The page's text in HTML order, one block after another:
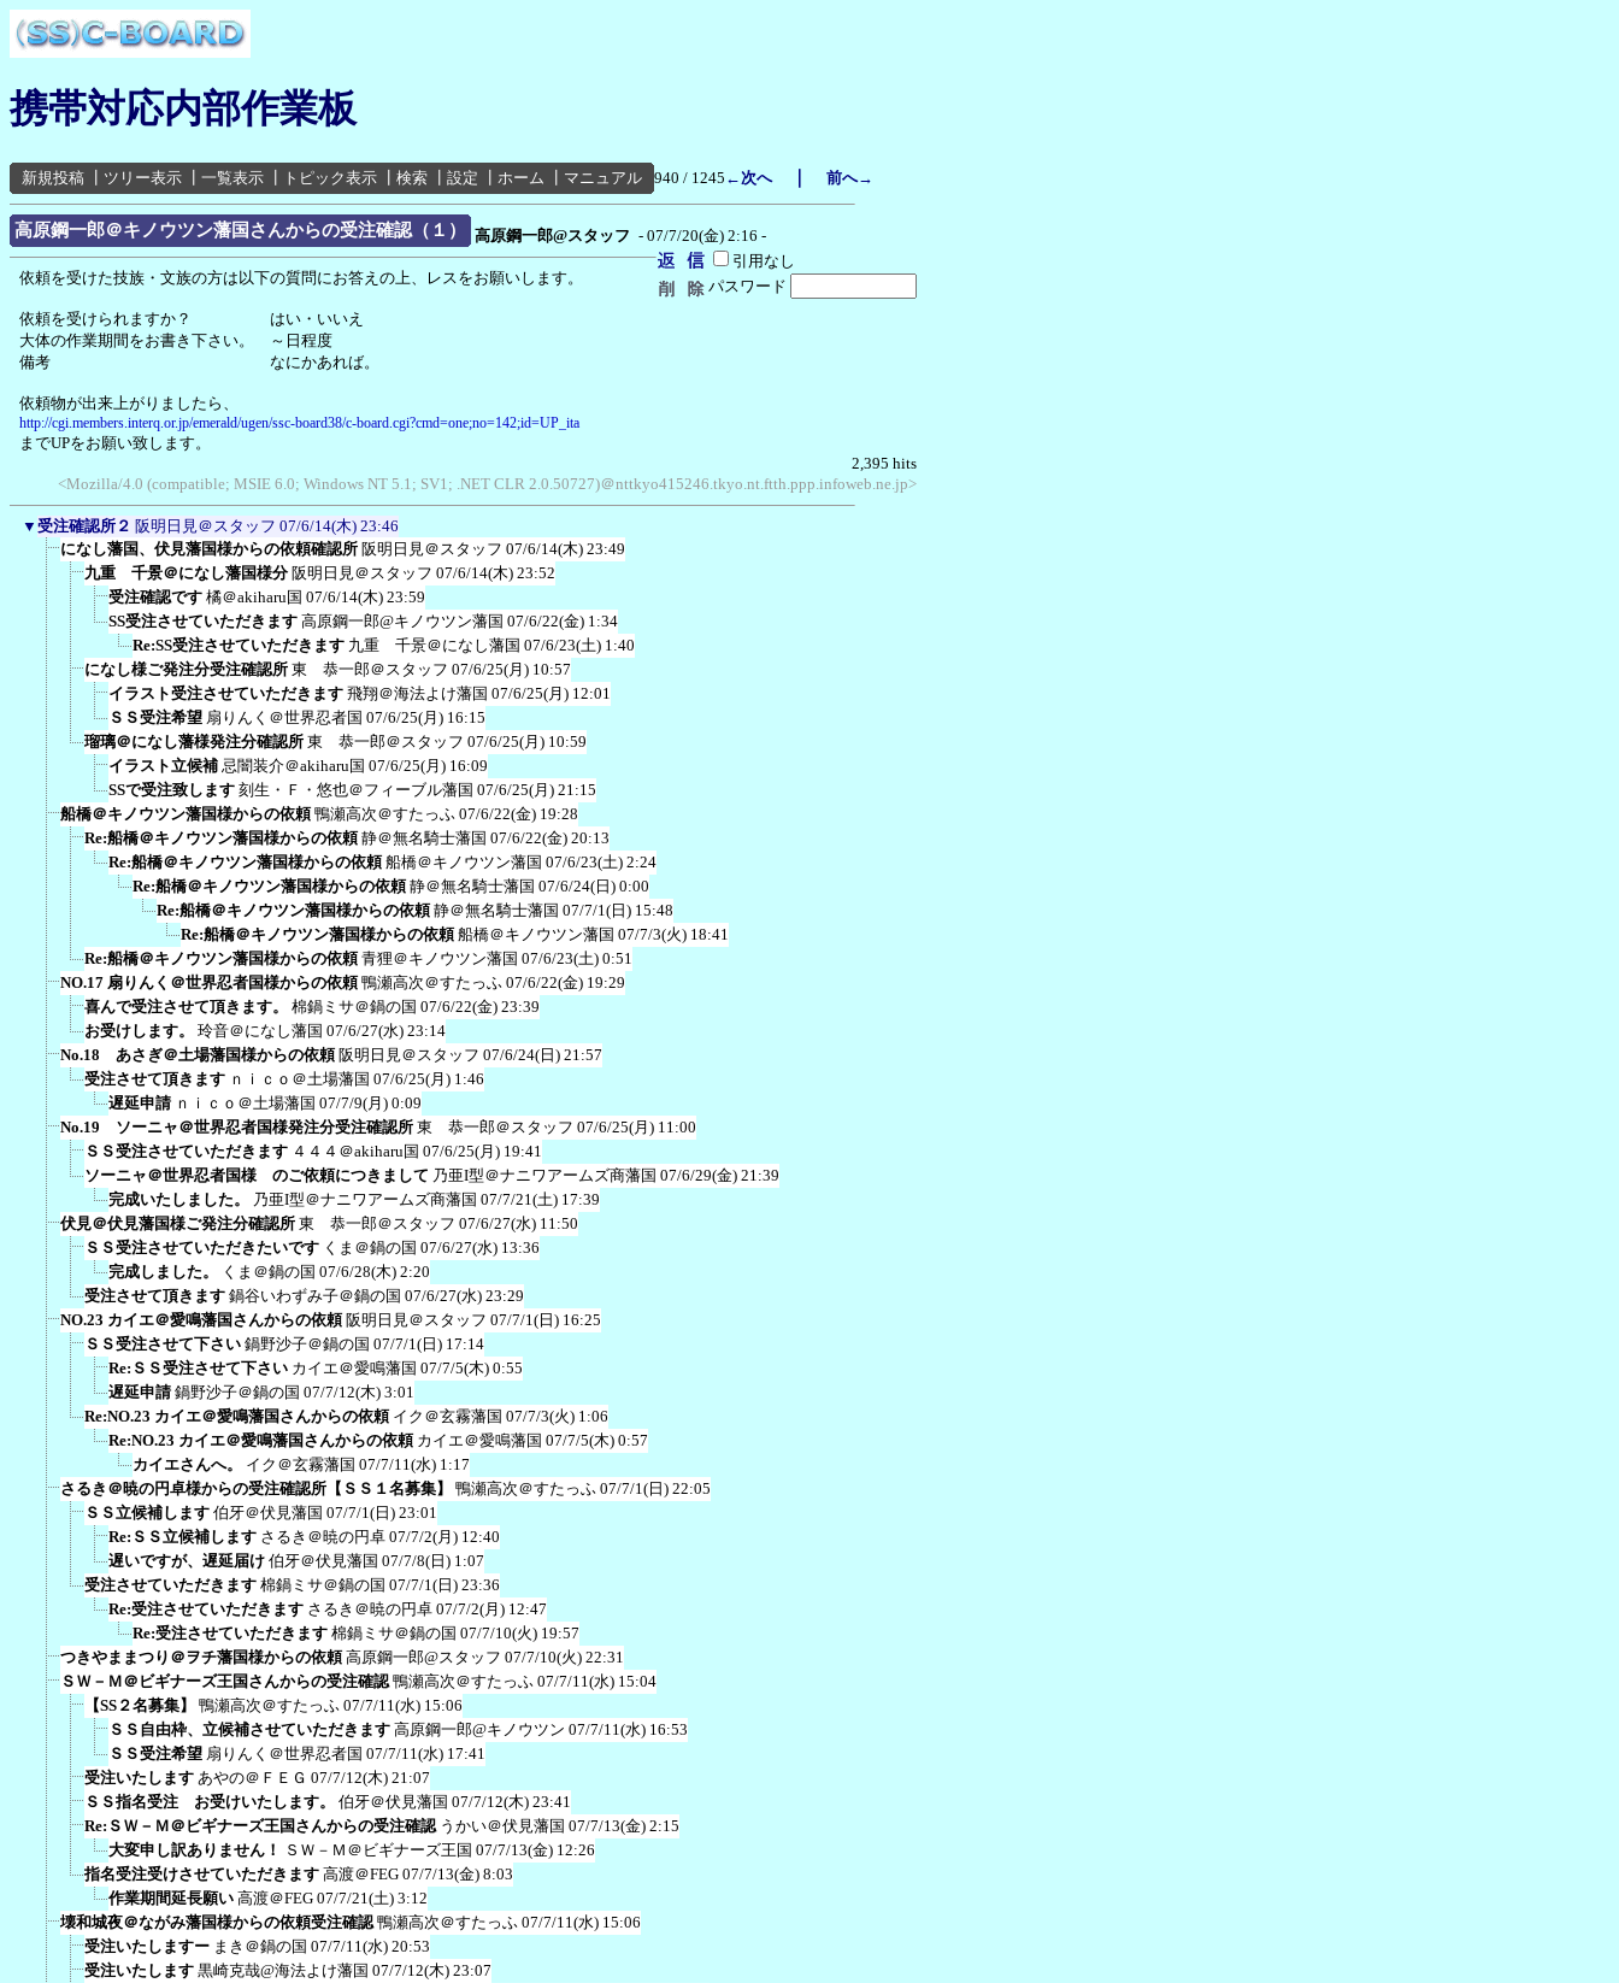
携帯対応内部作業板
新規投稿 ツリー表示 一覧表示 トピック表示 検索 設定 ホーム マニュアル 940 / 1245 ←次へ｜ 前へ→
高原鋼一郎＠キノウツン藩国さんからの受注確認（１） 高原鋼一郎@スタッフ - 07/7/20(金) 2:16 -
引用なし
パスワード
依頼を受けた技族・文族の方は以下の質問にお答えの上、レスをお願いします。
依頼を受けられますか？ はい・いいえ
大体の作業期間をお書き下さい。 ～日程度
備考 なにかあれば。
依頼物が出来上がりましたら、
http://cgi.members.interq.or.jp/emerald/ugen/ssc-board38/c-board.cgi?cmd=one;no=142;id=UP_ita
までUPをお願い致します。
2,395 hits
<Mozilla/4.0 (compatible; MSIE 6.0; Windows NT 5.1; SV1; .NET CLR 2.0.50727)＠nttkyo415246.tkyo.nt.ftth.ppp.infoweb.ne.jp>
▼ 受注確認所２ 阪明日見＠スタッフ 07/6/14(木) 23:46
になし藩国、伏見藩国様からの依頼確認所 阪明日見＠スタッフ 07/6/14(木) 23:49
九重 千景＠になし藩国様分 阪明日見＠スタッフ 07/6/14(木) 23:52
受注確認です 橘＠akiharu国 07/6/14(木) 23:59
SS受注させていただきます 高原鋼一郎@キノウツン藩国 07/6/22(金) 1:34
Re:SS受注させていただきます 九重 千景＠になし藩国 07/6/23(土) 1:40
になし様ご発注分受注確認所 東 恭一郎＠スタッフ 07/6/25(月) 10:57
イラスト受注させていただきます 飛翔＠海法よけ藩国 07/6/25(月) 12:01
ＳＳ受注希望 扇りんく＠世界忍者国 07/6/25(月) 16:15
瑠璃＠になし藩様発注分確認所 東 恭一郎＠スタッフ 07/6/25(月) 10:59
イラスト立候補 忌闇装介＠akiharu国 07/6/25(月) 16:09
SSで受注致します 刻生・Ｆ・悠也＠フィーブル藩国 07/6/25(月) 21:15
船橋＠キノウツン藩国様からの依頼 鴨瀬高次＠すたっふ 07/6/22(金) 19:28
Re:船橋＠キノウツン藩国様からの依頼 静＠無名騎士藩国 07/6/22(金) 20:13
Re:船橋＠キノウツン藩国様からの依頼 船橋＠キノウツン藩国 07/6/23(土) 2:24
Re:船橋＠キノウツン藩国様からの依頼 静＠無名騎士藩国 07/6/24(日) 0:00
Re:船橋＠キノウツン藩国様からの依頼 静＠無名騎士藩国 07/7/1(日) 15:48
Re:船橋＠キノウツン藩国様からの依頼 船橋＠キノウツン藩国 07/7/3(火) 18:41
Re:船橋＠キノウツン藩国様からの依頼 青狸＠キノウツン藩国 07/6/23(土) 0:51
NO.17 扇りんく＠世界忍者国様からの依頼 鴨瀬高次＠すたっふ 07/6/22(金) 19:29
喜んで受注させて頂きます。
棉鍋ミサ＠鍋の国 07/6/22(金) 23:39
お受けします。
玲音＠になし藩国 07/6/27(水) 23:14
No.18 あさぎ＠土場藩国様からの依頼 阪明日見＠スタッフ 07/6/24(日) 21:57
受注させて頂きます ｎｉｃｏ＠土場藩国 07/6/25(月) 1:46
遅延申請 ｎｉｃｏ＠土場藩国 07/7/9(月) 0:09
No.19 ソーニャ＠世界忍者国様発注分受注確認所 東 恭一郎＠スタッフ 07/6/25(月) 11:00
ＳＳ受注させていただきます ４４４＠akiharu国 07/6/25(月) 19:41
ソーニャ＠世界忍者国様 のご依頼につきまして 乃亜I型＠ナニワアームズ商藩国 07/6/29(金) 21:39
完成いたしました。
乃亜I型＠ナニワアームズ商藩国 07/7/21(土) 17:39
伏見＠伏見藩国様ご発注分確認所 東 恭一郎＠スタッフ 07/6/27(水) 11:50
ＳＳ受注させていただきたいです くま＠鍋の国 07/6/27(水) 13:36
完成しました。
くま＠鍋の国 07/6/28(木) 2:20
受注させて頂きます 鍋谷いわずみ子＠鍋の国 07/6/27(水) 23:29
NO.23 カイエ＠愛鳴藩国さんからの依頼 阪明日見＠スタッフ 07/7/1(日) 16:25
ＳＳ受注させて下さい 鍋野沙子＠鍋の国 07/7/1(日) 17:14
Re:ＳＳ受注させて下さい カイエ＠愛鳴藩国 07/7/5(木) 0:55
遅延申請 鍋野沙子＠鍋の国 07/7/12(木) 3:01
Re:NO.23 カイエ＠愛鳴藩国さんからの依頼 イク＠玄霧藩国 07/7/3(火) 1:06
Re:NO.23 カイエ＠愛鳴藩国さんからの依頼 カイエ＠愛鳴藩国 07/7/5(木) 0:57
カイエさんへ。
イク＠玄霧藩国 07/7/11(水) 1:17
さるき＠暁の円卓様からの受注確認所【ＳＳ１名募集】
鴨瀬高次＠すたっふ 07/7/1(日) 22:05
ＳＳ立候補します 伯牙＠伏見藩国 07/7/1(日) 23:01
Re:ＳＳ立候補します さるき＠暁の円卓 07/7/2(月) 12:40
遅いですが、遅延届け 伯牙＠伏見藩国 07/7/8(日) 1:07
受注させていただきます 棉鍋ミサ＠鍋の国 07/7/1(日) 23:36
Re:受注させていただきます さるき＠暁の円卓 07/7/2(月) 12:47
Re:受注させていただきます 棉鍋ミサ＠鍋の国 07/7/10(火) 19:57
つきやままつり＠ヲチ藩国様からの依頼 高原鋼一郎@スタッフ 07/7/10(火) 22:31
ＳＷ－Ｍ＠ビギナーズ王国さんからの受注確認 鴨瀬高次＠すたっふ 07/7/11(水) 15:04
【SS２名募集】
鴨瀬高次＠すたっふ 07/7/11(水) 15:06
ＳＳ自由枠、立候補させていただきます 高原鋼一郎@キノウツン 07/7/11(水) 16:53
ＳＳ受注希望 扇りんく＠世界忍者国 07/7/11(水) 17:41
受注いたします あやの＠ＦＥＧ 07/7/12(木) 21:07
ＳＳ指名受注 お受けいたします。
伯牙＠伏見藩国 07/7/12(木) 23:41
Re:ＳＷ－Ｍ＠ビギナーズ王国さんからの受注確認 うかい＠伏見藩国 07/7/13(金) 2:15
大変申し訳ありません！
ＳＷ－Ｍ＠ビギナーズ王国 07/7/13(金) 12:26
指名受注受けさせていただきます 高渡＠FEG 07/7/13(金) 8:03
作業期間延長願い 高渡＠FEG 07/7/21(土) 3:12
壊和城夜＠ながみ藩国様からの依頼受注確認 鴨瀬高次＠すたっふ 07/7/11(水) 15:06
受注いたしますー まき＠鍋の国 07/7/11(水) 20:53
受注いたします 黒崎克哉@海法よけ藩国 07/7/12(木) 23:07